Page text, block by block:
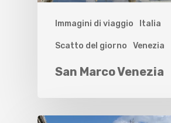
Immagini di viaggio Italia
Scatto del giorno Venezia
San Marco Venezia